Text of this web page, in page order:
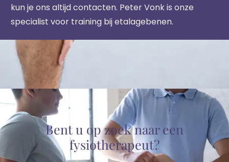
kun je ons altijd contacten. Peter Vonk is onze
specialist voor training bij etalagebenen.
Bent u op zoek naar een
fysiotherapeut?